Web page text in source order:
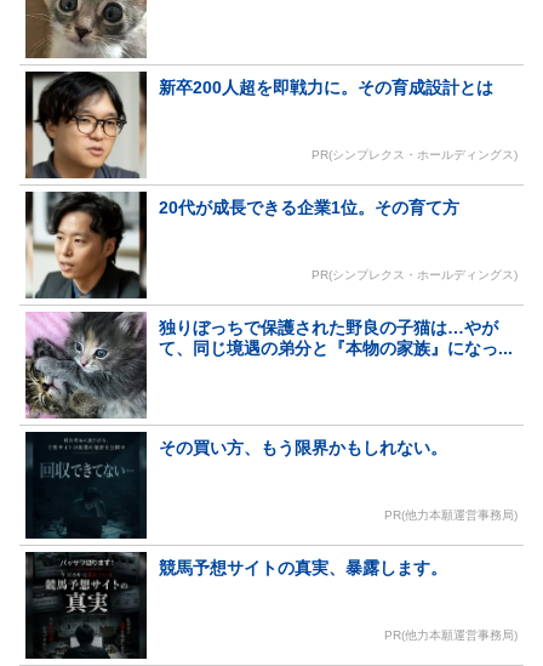
新卒200人超を即戦力に。その育成設計とは
PR(シンプレクス・ホールディングス)
20代が成長できる企業1位。その育て方
PR(シンプレクス・ホールディングス)
独りぼっちで保護された野良の子猫は…やが
て、同じ境遇の弟分と『本物の家族』になっ...
その買い方、もう限界かもしれない。
PR(他力本願運営事務局)
競馬予想サイトの真実、暴露します。
PR(他力本願運営事務局)